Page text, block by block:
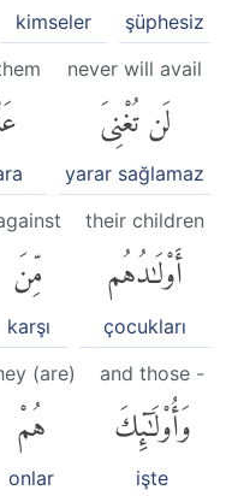
şüphesiz
kimseler
never will avail
لَن تُغْنِىَ
yarar sağlamaz
their children
أَوْلَٰدُهُم
çocukları
مِّنَ
karşı
and those -
وَأُو۟لَٰٓئِكَ
işte
(are)
هُمْ
onlar